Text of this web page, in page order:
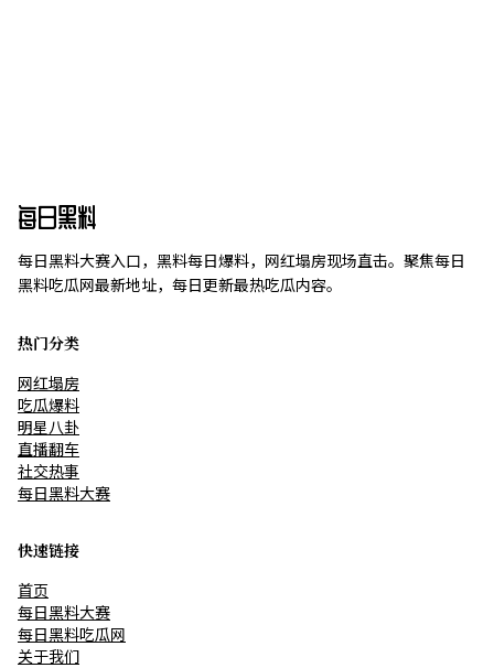
每日黑料
每日黑料大赛入口，黑料每日爆料，网红塌房现场直击。聚焦每日
黑料吃瓜网最新地址，每日更新最热吃瓜内容。
热门分类
网红塌房
吃瓜爆料
明星八卦
直播翻车
社交热事
每日黑料大赛
快速链接
首页
每日黑料大赛
每日黑料吃瓜网
关于我们